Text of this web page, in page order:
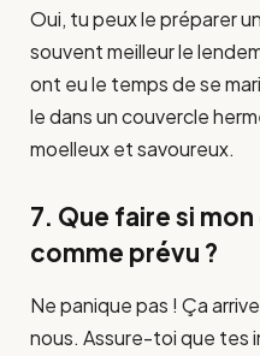
Oui, tu peux le préparer
souvent meilleur le
ont eu le temps de se
le dans un couvercle
moelleux et savoureux.
7. Que faire si
comme prévu ?
Ne panique pas ! Ça
nous. Assure-toi que tes